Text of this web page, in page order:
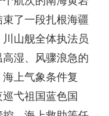
了一段扎根海疆
山舰全体执法员
湿、风骤浪急的
上气象条件复
弋祖国蓝色国